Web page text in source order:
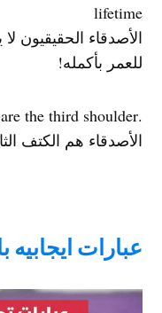
lifetime
الأصدقاء الحقيقيون
للعمر بأكمله!
.Friends are the third shoulder
الأصدقاء هم الكتف
عبارات ايجابيه